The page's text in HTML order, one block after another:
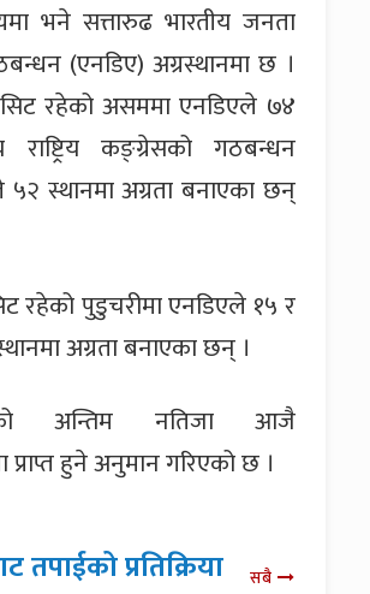
भने सत्तारुढ भारतीय जनता
(एनडिए) अग्रस्थानमा छ ।
रहेको असममा एनडिएले ७४
राष्ट्रिय कङ्ग्रेसको गठबन्धन
स्थानमा अग्रता बनाएका छन्
रहेको पुडुचरीमा एनडिएले १५ र
अग्रता बनाएका छन् ।
अन्तिम नतिजा आजै
हुने अनुमान गरिएको छ ।
प्रतिक्रिया सबै